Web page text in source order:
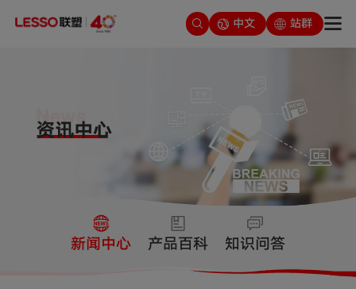
中文 站群
新闻中心 产品百科 知识问答